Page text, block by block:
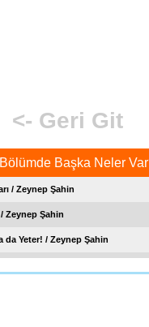
<- Geri Git
Başka Neler
/ Zeynep Şahin
Zeynep Şahin
da Yeter! / Zeynep Şahin